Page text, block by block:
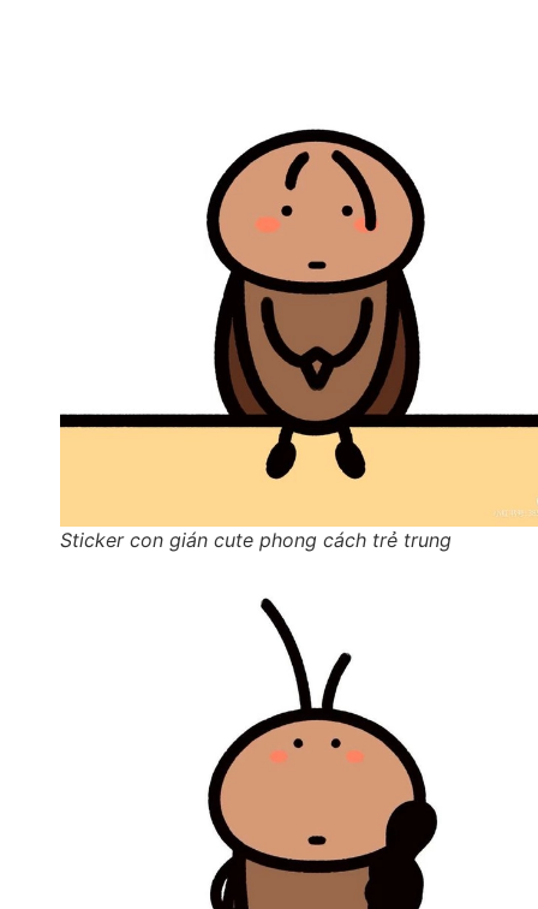
Sticker con gián cute phong cách trẻ trung